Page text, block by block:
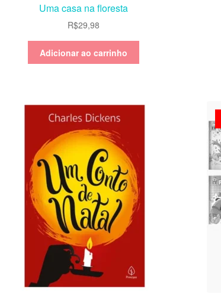
Uma casa na floresta
R$29,98
Adicionar ao carrinho